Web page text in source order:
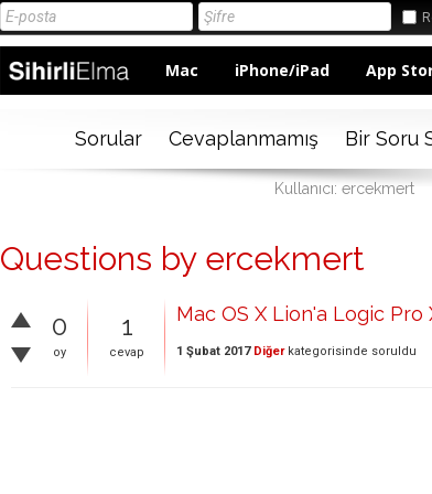
Mac iPhone/iPad App
Sorular Cevaplanmamış Bir Soru
Kullanıcı: ercekmert
Questions by ercekmert
0
oy
1
cevap
Mac OS X Lion'a Logic
1 Şubat 2017 Diğerkategorisinde soruldu